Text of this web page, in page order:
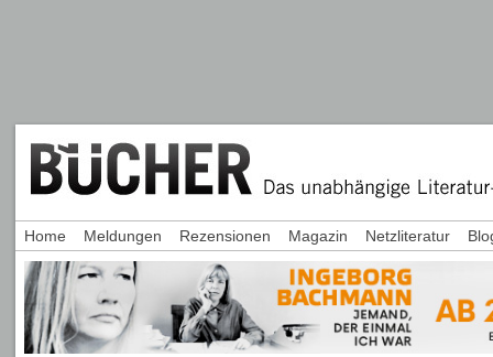
Home Meldungen Rezensionen Magazin Netzliteratur